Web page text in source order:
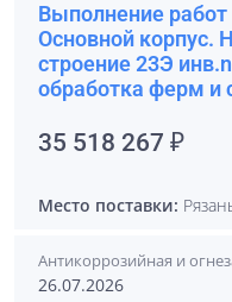
Выполнение
Основной
строение 23Э
обработка ферм и
35 518 267 ₽
Место поставки:
Антикоррозийная и
26.07.2026